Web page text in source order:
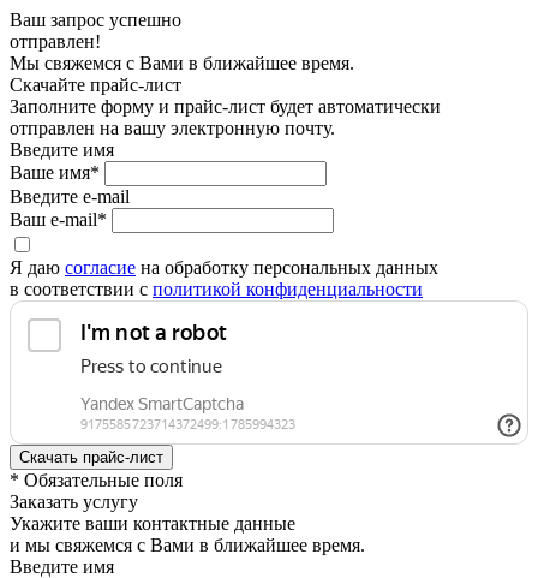
Ваш запрос успешно
отправлен!
Мы свяжемся с Вами в ближайшее время.
Скачайте прайс-лист
Заполните форму и прайс-лист будет автоматически
отправлен на вашу электронную почту.
Введите имя
Ваше имя*
Введите e-mail
Ваш e-mail*
Я даю согласие на обработку персональных данных
в соответствии с политикой конфиденциальности
* Обязательные поля
Заказать услугу
Укажите ваши контактные данные
и мы свяжемся с Вами в ближайшее время.
Введите имя